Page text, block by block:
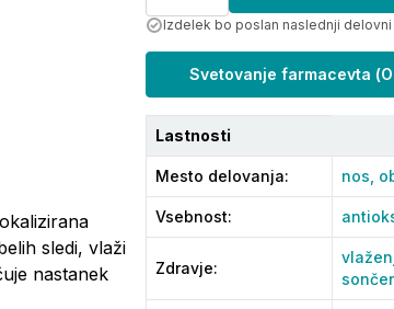
sledi, vlaži
nastanek
Izdelek bo poslan naslednji delovni
Svetovanje farmacevta (
Lastnosti
Mesto delovanja: nos,
Vsebnost:
Zdravje: